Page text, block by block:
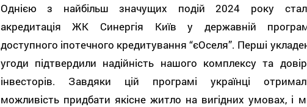
Однією з найбільш значущих подій 2024 року
акредитація ЖК Синергія Київ у державній
доступного іпотечного кредитування “єОселя”. Перші
угоди підтвердили надійність нашого комплексу та
інвесторів. Завдяки цій програмі українці
можливість придбати якісне житло на вигідних умовах, і